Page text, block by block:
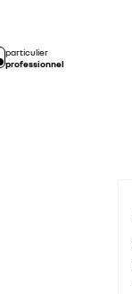
particulier
professionnel